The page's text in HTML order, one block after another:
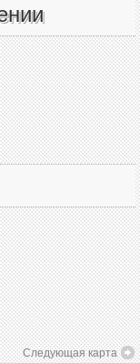
Следующая карта